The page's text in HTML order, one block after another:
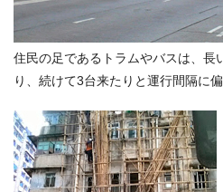
住民の足であるトラムやバスは、長
り、続けて3台来たりと運行間隔に